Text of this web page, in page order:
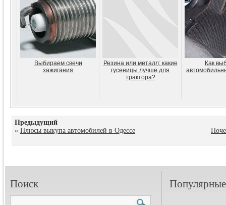
Выбираем свечи
зажигания
Резина или металл: какие
гусеницы лучше для
трактора?
Как
Предыдущий
« Плюсы выкупа автомобилей в Одессе
Поиск Популярные